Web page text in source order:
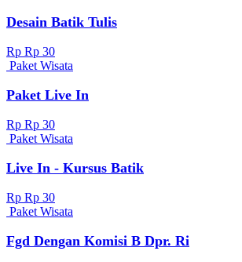
Desain Batik Tulis
Rp Rp 30
Paket Wisata
Paket Live In
Rp Rp 30
Paket Wisata
Live In - Kursus Batik
Rp Rp 30
Paket Wisata
Fgd Dengan Komisi B Dpr. Ri